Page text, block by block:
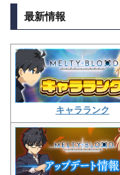
最新情報
キャラランク